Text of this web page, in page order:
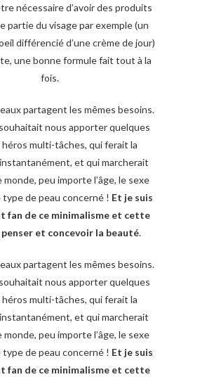
nécessaire d’avoir des produits
partie du visage par exemple (un
différencié d’une crème de jour)
une bonne formule fait tout à la
fois.
partagent les mêmes besoins.
nous apporter quelques
multi-tâches, qui ferait la
et qui marcherait
peu importe l’âge, le sexe
type de peau concerné ! Et je suis
fan de ce minimalisme et cette
et concevoir la beauté.
partagent les mêmes besoins.
nous apporter quelques
multi-tâches, qui ferait la
et qui marcherait
peu importe l’âge, le sexe
type de peau concerné ! Et je suis
fan de ce minimalisme et cette